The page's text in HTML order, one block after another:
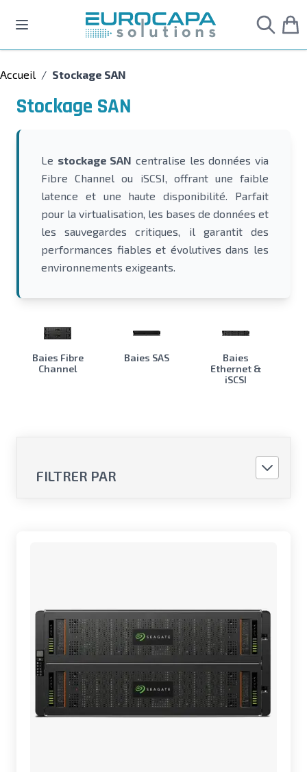
Accueil / Stockage SAN
Stockage SAN
Le stockage SAN centralise les données via
Fibre Channel ou iSCSI, offrant une faible
latence et une haute disponibilité. Parfait
pour la virtualisation, les bases de données et
les sauvegardes critiques, il garantit des
performances fiables et évolutives dans les
environnements exigeants.
Baies Fibre
Channel
Baies SAS
Baies
Ethernet &
iSCSI
FILTRER PAR